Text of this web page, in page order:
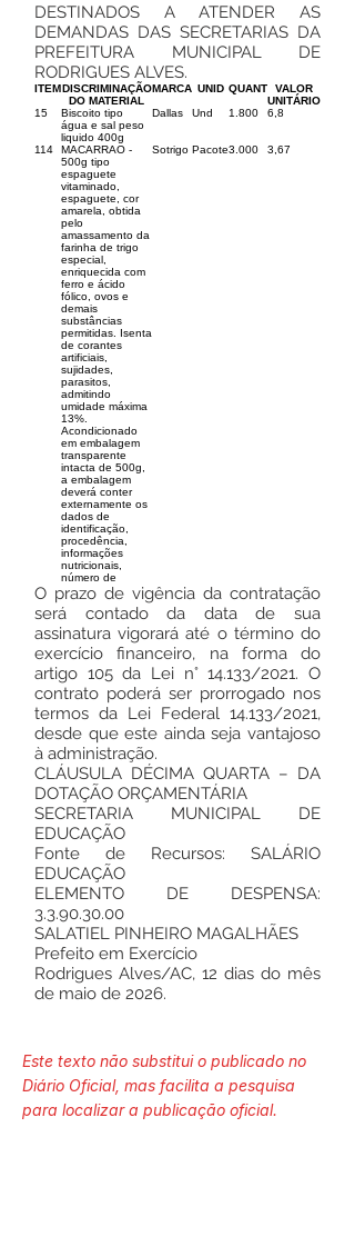
DESTINADOS A ATENDER AS
DEMANDAS DAS SECRETARIAS DA
PREFEITURA MUNICIPAL DE
RODRIGUES ALVES.
ITEMDISCRIMINAÇÃO
DO MATERIAL
MARCA UNID QUANT
VALOR
UNITÁRIO
15
Biscoito tipo
água e sal peso
liquido 400g
Dallas Und 1.800 6,8
114
MACARRAO -
500g tipo
espaguete
vitaminado,
espaguete, cor
amarela, obtida
pelo
amassamento da
farinha de trigo
especial,
enriquecida com
ferro e ácido
fólico, ovos e
demais
substâncias
permitidas. Isenta
de corantes
artificiais,
sujidades,
parasitos,
admitindo
umidade máxima
13%.
Acondicionado
em embalagem
transparente
intacta de 500g,
a embalagem
deverá conter
externamente os
dados de
identificação,
procedência,
informações
nutricionais,
número de
Sotrigo Pacote3.000 3,67
O prazo de vigência da contratação
será contado da data de sua
assinatura vigorará até o término do
exercício financeiro, na forma do
artigo 105 da Lei n° 14.133/2021. O
contrato poderá ser prorrogado nos
termos da Lei Federal 14.133/2021,
desde que este ainda seja vantajoso
à administração.
CLÁUSULA DÉCIMA QUARTA – DA
DOTAÇÃO ORÇAMENTÁRIA
SECRETARIA MUNICIPAL DE
EDUCAÇÃO
Fonte de Recursos: SALÁRIO
EDUCAÇÃO
ELEMENTO DE DESPENSA:
3.3.90.30.00
SALATIEL PINHEIRO MAGALHÃES
Prefeito em Exercício
Rodrigues Alves/AC, 12 dias do mês
de maio de 2026.
Este texto não substitui o publicado no
Diário Oficial, mas facilita a pesquisa
para localizar a publicação oficial.